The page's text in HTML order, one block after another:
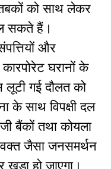
को साथ लेकर
सकते हैं।
और
कारपोरेट घरानों के
लूटी गई दौलत को
के साथ विपक्षी दल
बैंकों तथा कोयला
वक्त जैसा जनसमर्थन
खड़ा हो जाएगा।